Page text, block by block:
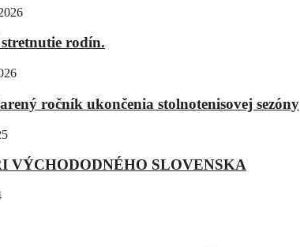
rodín.
ročník ukončenia stolnotenisovej sezóny
VÝCHODODNÉHO SLOVENSKA